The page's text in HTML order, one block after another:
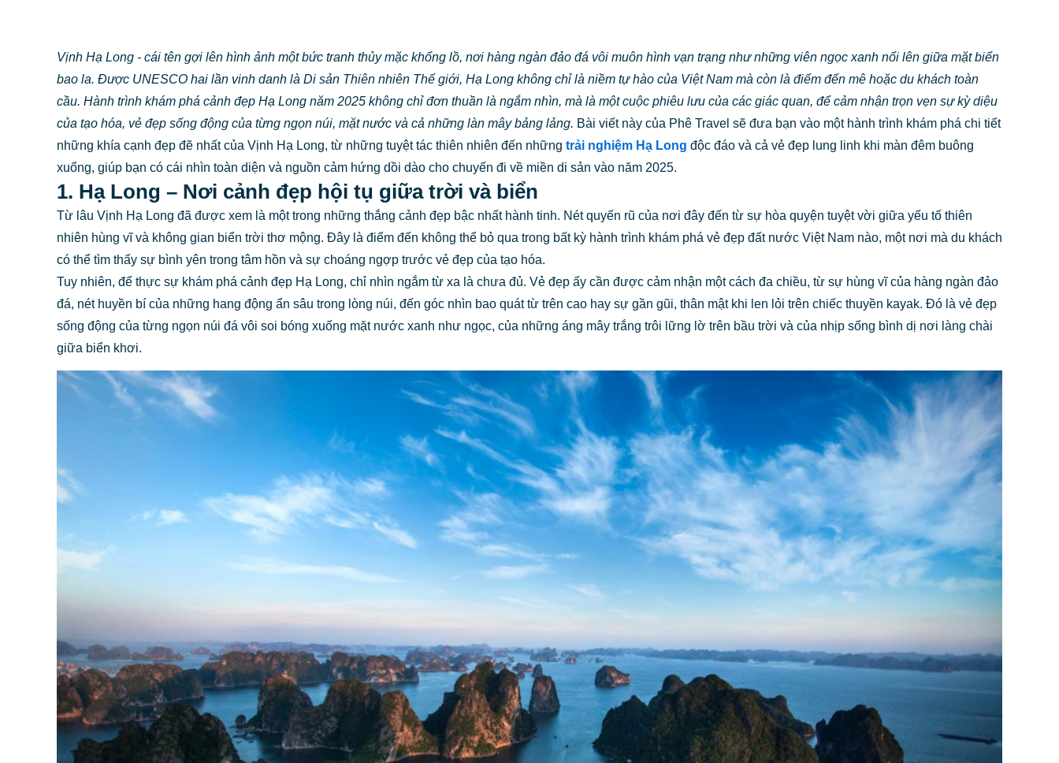
Vịnh Hạ Long - cái tên gợi lên hình ảnh một bức tranh thủy mặc khổng lồ, nơi hàng ngàn đảo đá vôi muôn hình vạn trạng như những viên ngọc xanh nổi lên giữa mặt biển
bao la. Được UNESCO hai lần vinh danh là Di sản Thiên nhiên Thế giới, Hạ Long không chỉ là niềm tự hào của Việt Nam mà còn là điểm đến mê hoặc du khách toàn
cầu. Hành trình khám phá cảnh đẹp Hạ Long năm 2025 không chỉ đơn thuần là ngắm nhìn, mà là một cuộc phiêu lưu của các giác quan, để cảm nhận trọn vẹn sự kỳ diệu
của tạo hóa, vẻ đẹp sống động của từng ngọn núi, mặt nước và cả những làn mây bảng lảng. Bài viết này của Phê Travel sẽ đưa bạn vào một hành trình khám phá chi tiết
những khía cạnh đẹp đẽ nhất của Vịnh Hạ Long, từ những tuyệt tác thiên nhiên đến những trải nghiệm Hạ Long độc đáo và cả vẻ đẹp lung linh khi màn đêm buông
xuống, giúp bạn có cái nhìn toàn diện và nguồn cảm hứng dồi dào cho chuyến đi về miền di sản vào năm 2025.
1. Hạ Long – Nơi cảnh đẹp hội tụ giữa trời và biển
Từ lâu Vịnh Hạ Long đã được xem là một trong những thắng cảnh đẹp bậc nhất hành tinh. Nét quyến rũ của nơi đây đến từ sự hòa quyện tuyệt vời giữa yếu tố thiên
nhiên hùng vĩ và không gian biển trời thơ mộng. Đây là điểm đến không thể bỏ qua trong bất kỳ hành trình khám phá vẻ đẹp đất nước Việt Nam nào, một nơi mà du khách
có thể tìm thấy sự bình yên trong tâm hồn và sự choáng ngợp trước vẻ đẹp của tạo hóa.
Tuy nhiên, để thực sự khám phá cảnh đẹp Hạ Long, chỉ nhìn ngắm từ xa là chưa đủ. Vẻ đẹp ấy cần được cảm nhận một cách đa chiều, từ sự hùng vĩ của hàng ngàn đảo
đá, nét huyền bí của những hang động ẩn sâu trong lòng núi, đến góc nhìn bao quát từ trên cao hay sự gần gũi, thân mật khi len lỏi trên chiếc thuyền kayak. Đó là vẻ đẹp
sống động của từng ngọn núi đá vôi soi bóng xuống mặt nước xanh như ngọc, của những áng mây trắng trôi lững lờ trên bầu trời và của nhịp sống bình dị nơi làng chài
giữa biển khơi.